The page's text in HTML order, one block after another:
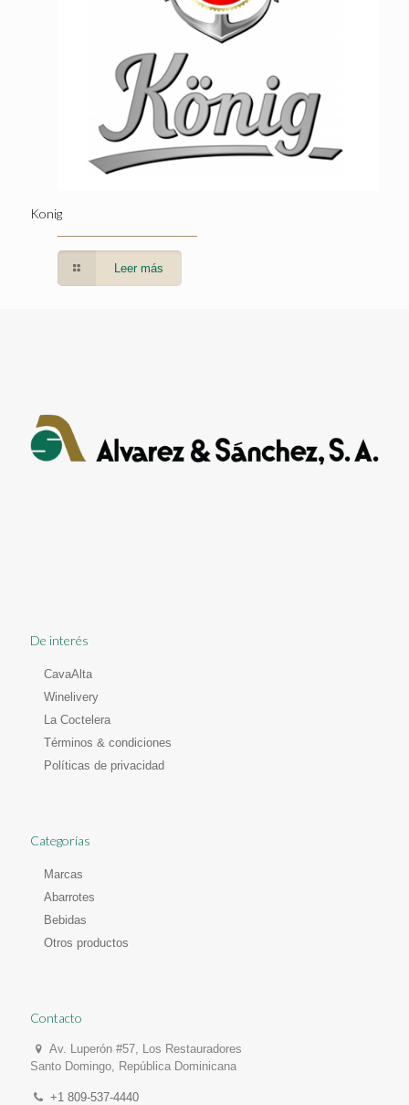
Konig
Leer más
De interés
CavaAlta
Winelivery
La Coctelera
Términos & condiciones
Políticas de privacidad
Categorías
Marcas
Abarrotes
Bebidas
Otros productos
Contacto
Av. Luperón #57, Los Restauradores
Santo Domingo, República Dominicana
+1 809-537-4440